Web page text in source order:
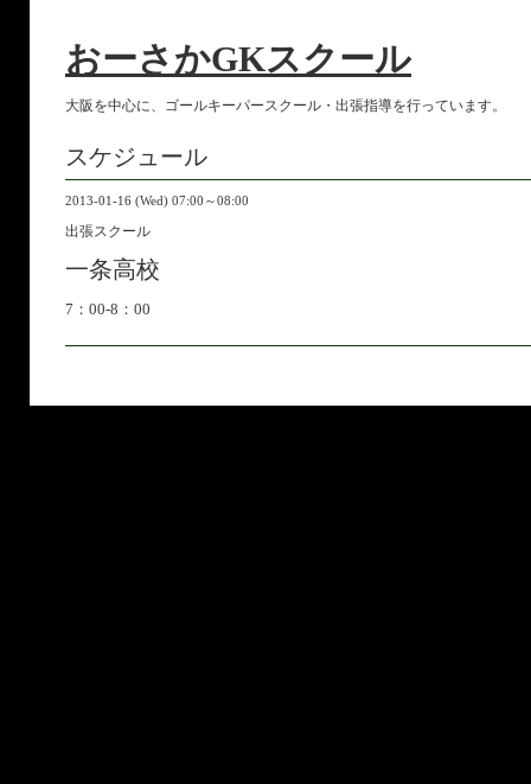
おーさかGKスクール
大阪を中心に、ゴールキーパースクール・出張指導を行っています。
スケジュール
2013-01-16 (Wed) 07:00～08:00
出張スクール
一条高校
7：00-8：00